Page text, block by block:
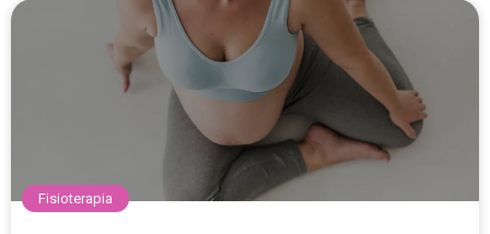
Fisioterapia